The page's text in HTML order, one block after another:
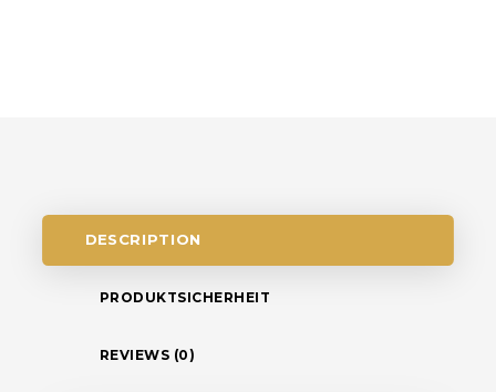
DESCRIPTION
PRODUKTSICHERHEIT
REVIEWS (0)